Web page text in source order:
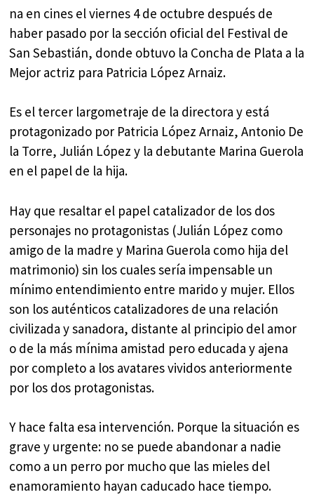
na en cines el viernes 4 de octubre después de
haber pasado por la sección oficial del Festival de
San Sebastián, donde obtuvo la Concha de Plata a la
Mejor actriz para Patricia López Arnaiz.
Es el tercer largometraje de la directora y está
protagonizado por Patricia López Arnaiz, Antonio De
la Torre, Julián López y la debutante Marina Guerola
en el papel de la hija.
Hay que resaltar el papel catalizador de los dos
personajes no protagonistas (Julián López como
amigo de la madre y Marina Guerola como hija del
matrimonio) sin los cuales sería impensable un
mínimo entendimiento entre marido y mujer. Ellos
son los auténticos catalizadores de una relación
civilizada y sanadora, distante al principio del amor
o de la más mínima amistad pero educada y ajena
por completo a los avatares vividos anteriormente
por los dos protagonistas.
Y hace falta esa intervención. Porque la situación es
grave y urgente: no se puede abandonar a nadie
como a un perro por mucho que las mieles del
enamoramiento hayan caducado hace tiempo.